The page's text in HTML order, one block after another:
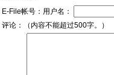
E-File帐号：用户名：
评论：（内容不能超过500字。）